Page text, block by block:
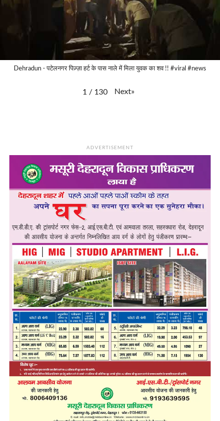
Dehradun - पटेलनगर पिज़्ज़ा हर्ट के पास नाले में मिला युवक का शव !! #viral #news
1 / 130 Next»
ADVERTISEMENT